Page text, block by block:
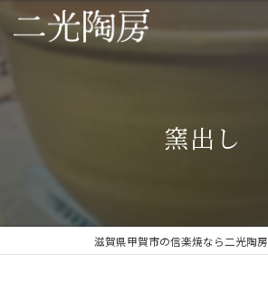
窯出し
滋賀県甲賀市の信楽焼なら二光陶房